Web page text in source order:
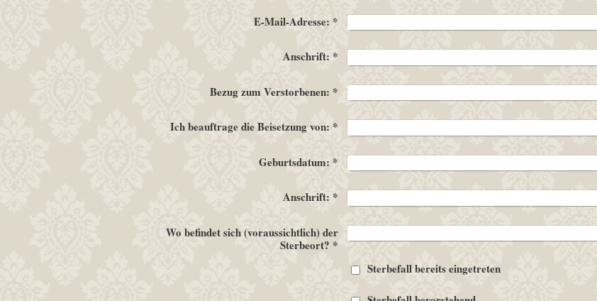
E-Mail-Adresse: *
Anschrift: *
Bezug zum Verstorbenen: *
Ich beauftrage die Beisetzung von: *
Geburtsdatum: *
Anschrift: *
Wo befindet sich (voraussichtlich) der
Sterbeort? *
Sterbefall bereits eingetreten